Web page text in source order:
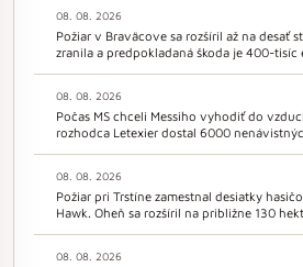
08. 08. 2026
Požiar v Braväcove sa rozšíril až na desať
zranila a predpokladaná škoda je 400-tisíc
08. 08. 2026
Počas MS chceli Messiho vyhodiť do
rozhodca Letexier dostal 6000
08. 08. 2026
Požiar pri Trstíne zamestnal desiatky
Hawk. Oheň sa rozšíril na približne 130
08. 08. 2026